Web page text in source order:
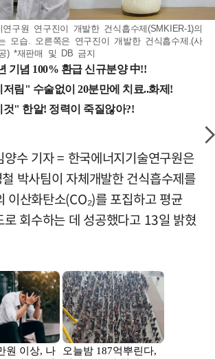
구원 연구진이 개발한 건식흡수제(SMKIER-1)의
모습. 오른쪽은 연구진이 개발한 건식흡수제.(사
) *재판매 및 DB 금지
수 기자 = 한국에너지기술연구원은
박사팀이 자체개발한 건식흡수제를
이산화탄소(CO₂)를 포집하고 평균
회수하는 데 성공했다고 13일 밝혔